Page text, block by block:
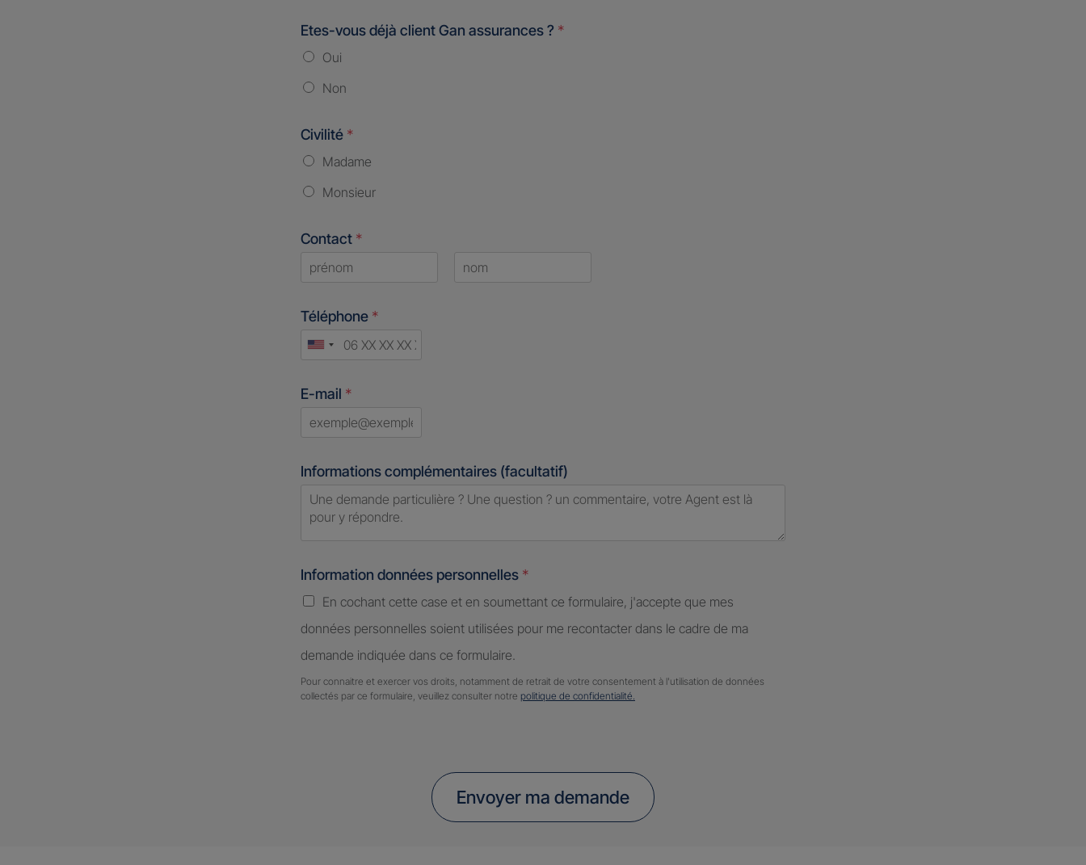
Etes-vous déjà client Gan assurances ? *
Oui
Non
Civilité *
Madame
Monsieur
Contact *
Téléphone *
United
E-mail *
Informations complémentaires (facultatif)
Information données personnelles *
En cochant cette case et en soumettant ce formulaire, j'accepte que mes
données personnelles soient utilisées pour me recontacter dans le cadre de ma
demande indiquée dans ce formulaire.
Pour connaitre et exercer vos droits, notamment de retrait de votre consentement à l'utilisation de données
collectés par ce formulaire, veuillez consulter notre politique de confidentialité.
Envoyer ma demande